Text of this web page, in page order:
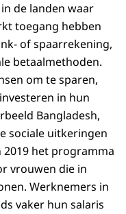
de landen waar
toegang hebben
of spaarrekening,
betaalmethoden.
om te sparen,
in hun
Bangladesh,
sociale uitkeringen
het programma
vrouwen die in
Werknemers in
vaker hun salaris